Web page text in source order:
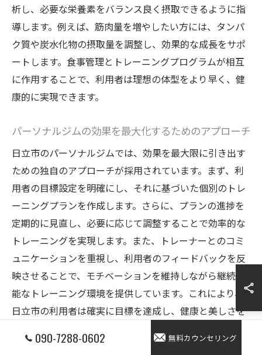
析し、必要な栄養素をバランス良く摂取できるように指
導します。例えば、筋肉量を増やしたい方には、タンパ
ク質や炭水化物の摂取量を調整し、効果的な成長をサポ
ートします。食事管理とトレーニングプログラムが相互
に作用することで、利用者は理想の体型をより早く、健
康的に実現できます。
パーソナルジムの効果を最大化するためのアプローチ
日立市のパーソナルジムでは、効果を最大限に引き出す
ための独自のアプローチが採用されています。まず、利
用者の目標設定を明確にし、それに基づいた個別のトレ
ーニングプランを作成します。さらに、プランの進捗を
定期的に見直し、必要に応じて調整することで効率的な
トレーニングを実現します。また、トレーナーとのコミ
ュニケーションを重視し、利用者のフィードバックを反
映させることで、モチベーションを維持しながら継続可
能なトレーニング環境を提供しています。これにより、
日立市の利用者は確実に目標を達成し、健康と美しさを
090-7288-0602 無料カウンセリング